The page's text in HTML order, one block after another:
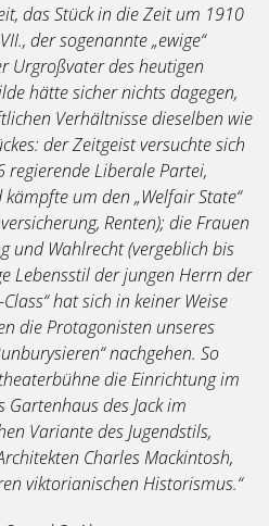
das Stück in die Zeit um 1910
der sogenannte „ewige“
Urgroßvater des heutigen
hätte sicher nichts dagegen,
Verhältnisse dieselben wie
der Zeitgeist versuchte sich
Liberale Partei,
um den „Welfair State“
Renten); die Frauen
und Wahlrecht (vergeblich bis
Lebensstil der jungen Herrn der
hat sich in keiner Weise
die Protagonisten unseres
nachgehen. So
die Einrichtung im
des Jack im
Variante des Jugendstils,
Charles Mackintosh,
viktorianischen Historismus.“